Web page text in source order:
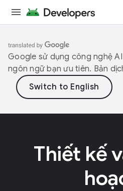
Google sử dụng công nghệ
ngôn ngữ bạn ưu tiên. Bản
Thiết kế